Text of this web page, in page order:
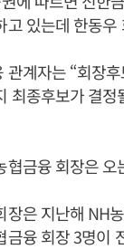
고 있는데 한동
관계자는 “회장
최종후보가 결
협금융 회장은
장은 지난해 NH
금융 회장 3명이